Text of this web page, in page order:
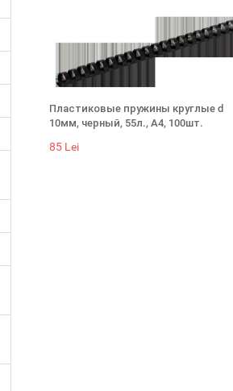
Пластиковые пружины круглые d
10мм, черный, 55л., А4, 100шт.
85 Lei